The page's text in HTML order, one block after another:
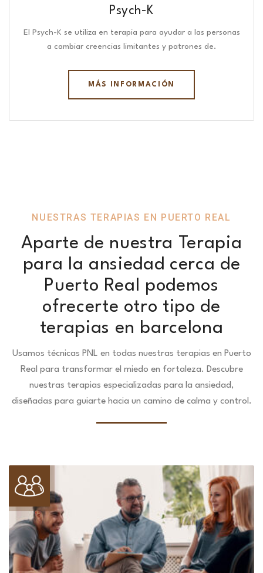
Psych-K
El Psych-K se utiliza en terapia para ayudar a las personas
a cambiar creencias limitantes y patrones de.
MÁS INFORMACIÓN
NUESTRAS TERAPIAS EN PUERTO REAL
Aparte de nuestra Terapia
para la ansiedad cerca de
Puerto Real podemos
ofrecerte otro tipo de
terapias en barcelona
Usamos técnicas PNL en todas nuestras terapias en Puerto
Real para transformar el miedo en fortaleza. Descubre
nuestras terapias especializadas para la ansiedad,
diseñadas para guiarte hacia un camino de calma y control.